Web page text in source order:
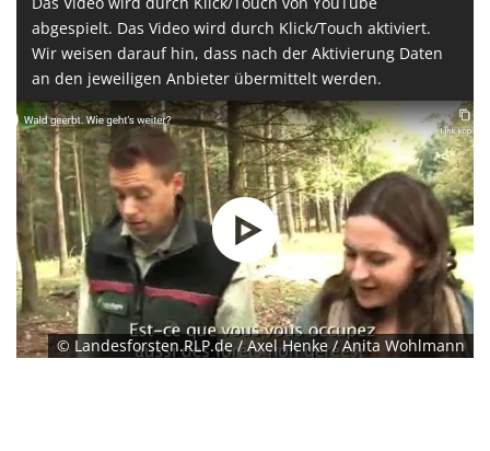
abgespielt. Das Video wird durch Klick/Touch aktiviert.
Wir weisen darauf hin, dass nach der Aktivierung Daten
an den jeweiligen Anbieter übermittelt werden.
© Landesforsten.RLP.de / Axel Henke / Anita Wohlmann